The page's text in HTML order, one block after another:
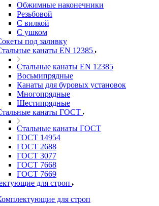
Обжимные наконечники
Резьбовой
С вилкой
С ушком
под заливку
канаты EN 12385
Стальные канаты EN 12385
Восьмипрядные
Канаты для буровых установок
Многопрядные
Шестипрядные
канаты ГОСТ
Стальные канаты ГОСТ
ГОСТ 14954
ГОСТ 2688
ГОСТ 3077
ГОСТ 7668
ГОСТ 7669
для строп
для строп